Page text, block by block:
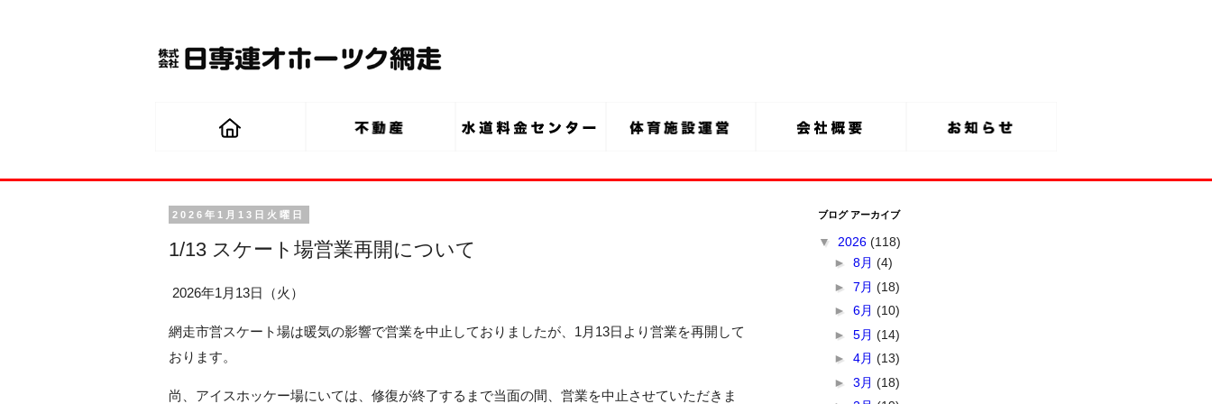
2026年1月13日火曜日
1/13 スケート場営業再開について
2026年1月13日（火）
網走市営スケート場は暖気の影響で営業を中止しておりましたが、1月13日より営業を再開して
おります。
尚、アイスホッケー場にいては、修復が終了するまで当面の間、営業を中止させていただきま
ブログ アーカイブ
▼ 2026 (118)
► 8月 (4)
► 7月 (18)
► 6月 (10)
► 5月 (14)
► 4月 (13)
► 3月 (18)